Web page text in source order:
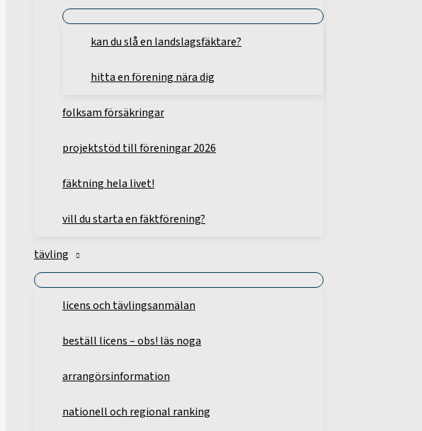
kan du slå en landslagsfäktare?
hitta en förening nära dig
folksam försäkringar
projektstöd till föreningar 2026
fäktning hela livet!
vill du starta en fäktförening?
tävling
licens och tävlingsanmälan
beställ licens – obs! läs noga
arrangörsinformation
nationell och regional ranking